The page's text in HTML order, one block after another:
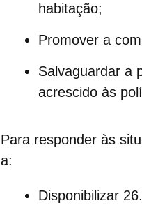
habitação;
Promover a
Salvaguardar a
acrescido às
Para responder às
a:
Disponibilizar